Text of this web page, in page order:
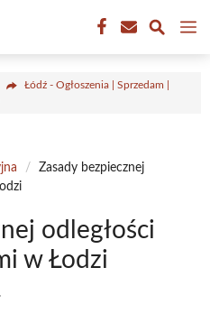
Łódź - Ogłoszenia | Sprzedam |
/
Zasady bezpiecznej
odległości
w Łodzi